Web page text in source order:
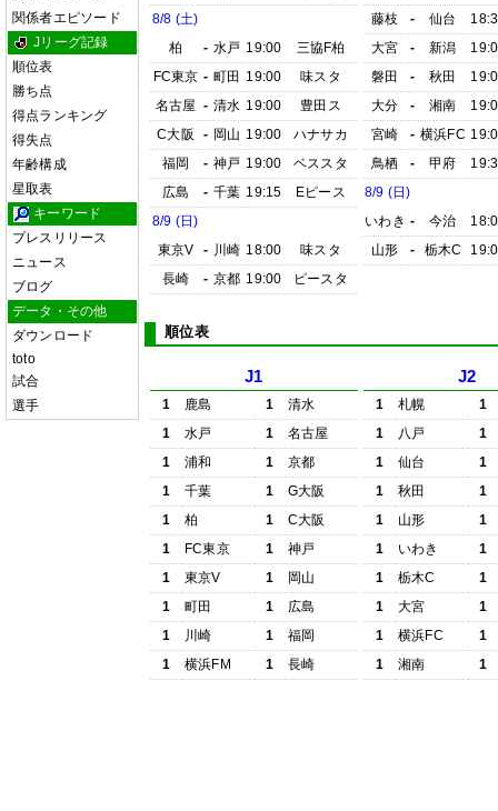
関係者エピソード
Jリーグ記録
順位表
勝ち点
得点ランキング
得失点
年齢構成
星取表
キーワード
プレスリリース
ニュース
ブログ
データ・その他
ダウンロード
toto
試合
選手
8/8 (土)
柏
- 水戸 19:00
三協F柏
FC東京 - 町田 19:00
味スタ
名古屋 - 清水 19:00
豊田ス
C大阪
- 岡山 19:00
ハナサカ
福岡
- 神戸 19:00
ベススタ
広島
- 千葉 19:15
Eピース
8/9 (日)
東京V
- 川崎 18:00
味スタ
長崎
- 京都 19:00 ピースタ
藤枝
- 仙台
大宮
- 新潟
磐田
- 秋田
大分
- 湘南
宮崎
- 横浜FC
鳥栖
- 甲府
8/9 (日)
いわき - 今治
山形
- 栃木C
順位表
J1
1 鹿島 1
清水
1
水戸 1
名古屋
1
浦和 1
京都
1
千葉 1
G大阪
1
柏 1
C大阪
1
FC東京 1
神戸
1
東京V 1
岡山
1
町田 1
広島
1
川崎 1
福岡
1
横浜FM 1 長崎
J2
1 札幌
1
1
八戸
1
1
仙台
1
1
秋田
1
1
山形
1
1
いわき
1
1
栃木C
1
1
大宮
1
1
横浜FC
1
1
湘南 1